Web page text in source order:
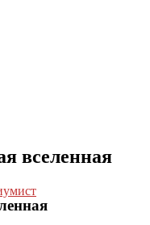
вселенная